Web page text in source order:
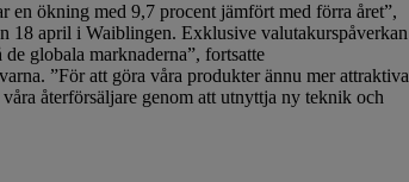
ökning med 9,7 procent jämfört med förra året”,
18 april i Waiblingen. Exklusive valutakurspåverkan
globala marknaderna”, fortsatte
”För att göra våra produkter ännu mer attraktiva
återförsäljare genom att utnyttja ny teknik och